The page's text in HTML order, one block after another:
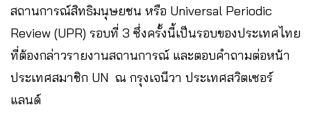
สถานการณ์สิทธิมนุษยชน หรือ Universal Periodic
Review (UPR) รอบที่ 3 ซึ่งครั้งนี้เป็นรอบของประเทศไทย
ที่ต้องกล่าวรายงานสถานการณ์ และตอบคำถามต่อหน้า
ประเทศสมาชิก UN ณ กรุงเจนีวา ประเทศสวิตเซอร์
แลนด์